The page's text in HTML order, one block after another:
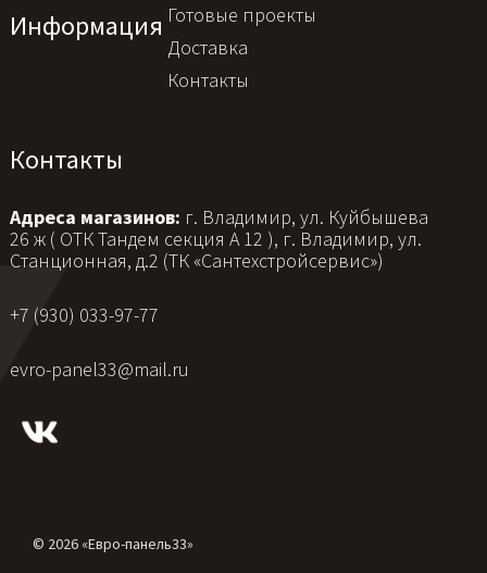
Информация Готовые проекты
Доставка
Контакты
Контакты
Адреса магазинов: г. Владимир, ул. Куйбышева
26 ж ( ОТК Тандем секция А 12 ), г. Владимир, ул.
Станционная, д.2 (ТК «Сантехстройсервис»)
+7 (930) 033-97-77
evro-panel33@mail.ru
© 2026 «Евро-панель33»